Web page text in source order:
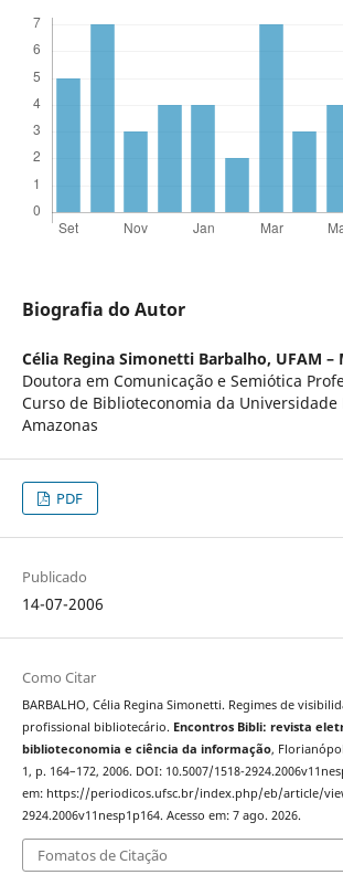
Biografia do Autor
Célia Regina Simonetti Barbalho, UFAM –
Doutora em Comunicação e Semiótica
Curso de Biblioteconomia da Universidade
Amazonas
PDF
Publicado
14-07-2006
Como Citar
BARBALHO, Célia Regina Simonetti. Regimes de
profissional bibliotecário. Encontros Bibli: revista
biblioteconomia e ciência da informação,
1, p. 164–172, 2006. DOI: 10.5007/1518-
em: https://periodicos.ufsc.br/index.php/eb/article/
2924.2006v11nesp1p164. Acesso em: 7 ago. 2026.
Fomatos de Citação